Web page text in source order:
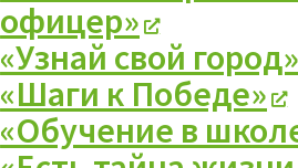
офицер»
«Узнай свой город»
«Шаги к Победе»
«Обучение в